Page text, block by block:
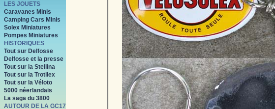
LES JOUETS
Caravanes Minis
Camping Cars Minis
Solex Miniatures
Pompes Miniatures
HISTORIQUES
Tout sur Delfosse
Delfosse et la presse
Tout sur la Stellina
Tout sur la Trotilex
Tout sur la Véloto
5000 néerlandais
La saga du 3800
AUTOUR DE LA GC17